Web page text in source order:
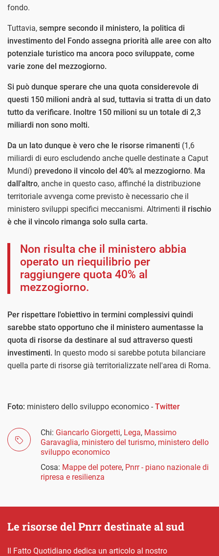
fondo.
Tuttavia, sempre secondo il ministero, la politica di
investimento del Fondo assegna priorità alle aree con alto
potenziale turistico ma ancora poco sviluppate, come
varie zone del mezzogiorno.
Si può dunque sperare che una quota considerevole di
questi 150 milioni andrà al sud, tuttavia si tratta di un dato
tutto da verificare. Inoltre 150 milioni su un totale di 2,3
miliardi non sono molti.
Da un lato dunque è vero che le risorse rimanenti (1,6
miliardi di euro escludendo anche quelle destinate a Caput
Mundi) prevedono il vincolo del 40% al mezzogiorno. Ma
dall'altro, anche in questo caso, affinché la distribuzione
territoriale avvenga come previsto è necessario che il
ministero sviluppi specifici meccanismi. Altrimenti il rischio
è che il vincolo rimanga solo sulla carta.
Non risulta che il ministero abbia
operato un riequilibrio per
raggiungere quota 40% al
mezzogiorno.
Per rispettare l'obiettivo in termini complessivi quindi
sarebbe stato opportuno che il ministero aumentasse la
quota di risorse da destinare al sud attraverso questi
investimenti. In questo modo si sarebbe potuta bilanciare
quella parte di risorse già territorializzate nell'area di Roma.
Foto: ministero dello sviluppo economico - Twitter
Chi: Giancarlo Giorgetti, Lega, Massimo
Garavaglia, ministero del turismo, ministero dello
sviluppo economico
Cosa: Mappe del potere, Pnrr - piano nazionale di
ripresa e resilienza
Le risorse del Pnrr destinate al sud
Il Fatto Quotidiano dedica un articolo al nostro